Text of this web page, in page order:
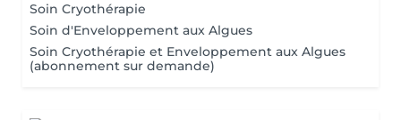
Soin Cryothérapie
Soin d'Enveloppement aux Algues
Soin Cryothérapie et Enveloppement aux Algues
(abonnement sur demande)